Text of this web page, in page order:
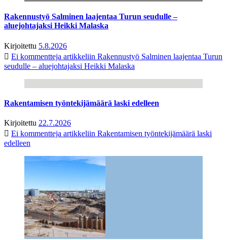
Rakennustyö Salminen laajentaa Turun seudulle –
aluejohtajaksi Heikki Malaska
Kirjoitettu 5.8.2026
Ei kommentteja artikkeliin Rakennustyö Salminen laajentaa Turun
seudulle – aluejohtajaksi Heikki Malaska
Rakentamisen työntekijämäärä laski edelleen
Kirjoitettu 22.7.2026
Ei kommentteja artikkeliin Rakentamisen työntekijämäärä laski
edelleen